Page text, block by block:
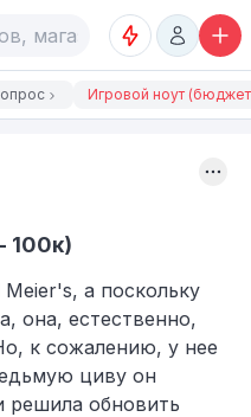
Игровой ноут
100к)
а поскольку
она, естественно,
к сожалению, у нее
циву он
решила обновить